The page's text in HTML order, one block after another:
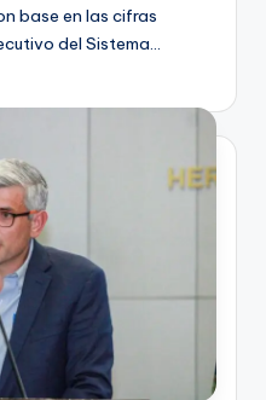
base en las cifras
del Sistema…